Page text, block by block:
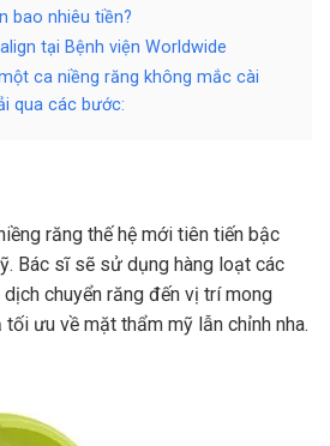
bao nhiêu tiền?
tại Bệnh viện Worldwide
ca niềng răng không mắc cài
qua các bước:
răng thế hệ mới tiên tiến bậc
Bác sĩ sẽ sử dụng hàng loạt các
chuyển răng đến vị trí mong
ưu về mặt thẩm mỹ lẫn chỉnh nha.